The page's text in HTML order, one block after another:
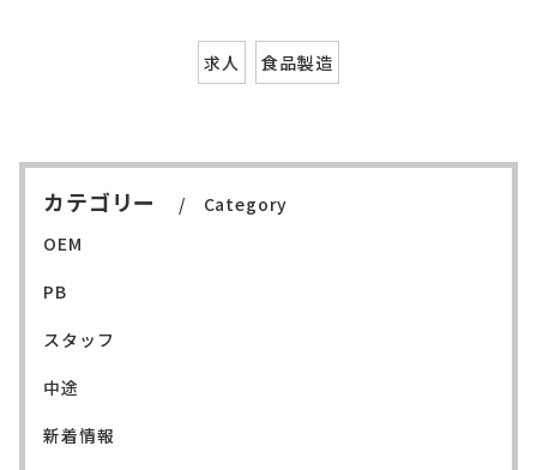
求人 食品製造
カテゴリー
Category
OEM
PB
スタッフ
中途
新着情報